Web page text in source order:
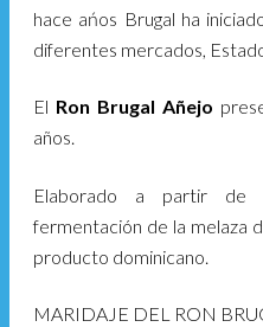
hace ańos Brugal ha
diferentes mercados,
El Ron Brugal Añejo
años.
Elaborado a partir de
fermentación de la melaza
producto dominicano.
MARIDAJE DEL RON